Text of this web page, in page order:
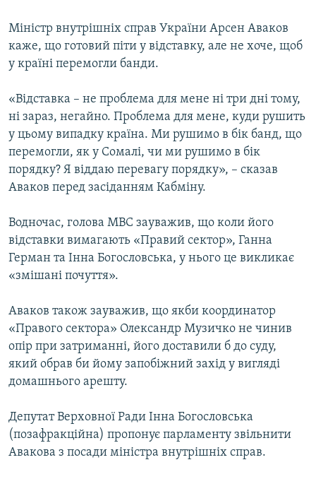
Міністр внутрішніх справ України Арсен Аваков
каже, що готовий піти у відставку, але не хоче, щоб
у країні перемогли банди.
«Відставка – не проблема для мене ні три дні тому,
ні зараз, негайно. Проблема для мене, куди рушить
у цьому випадку країна. Ми рушимо в бік банд, що
перемогли, як у Сомалі, чи ми рушимо в бік
порядку? Я віддаю перевагу порядку», – сказав
Аваков перед засіданням Кабміну.
Водночас, голова МВС зауважив, що коли його
відставки вимагають «Правий сектор», Ганна
Герман та Інна Богословська, у нього це викликає
«змішані почуття».
Аваков також зауважив, що якби координатор
«Правого сектора» Олександр Музичко не чинив
опір при затриманні, його доставили б до суду,
який обрав би йому запобіжний захід у вигляді
домашнього арешту.
Депутат Верховної Ради Інна Богословська
(позафракційна) пропонує парламенту звільнити
Авакова з посади міністра внутрішніх справ.